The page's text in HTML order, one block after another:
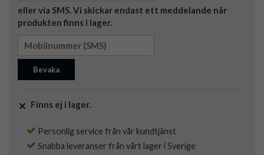
eller via SMS. Vi skickar endast ett meddelande när
produkten finns i lager.
Bevaka
Finns ej i lager.
Personlig service från vår kundtjänst
Snabba leveranser från vårt lager i Sverige